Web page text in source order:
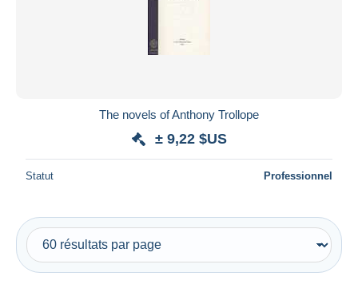
The novels of Anthony Trollope
± 9,22 $US
Statut Professionnel